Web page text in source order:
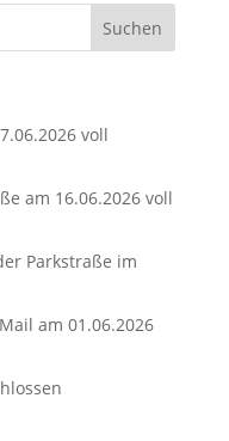
voll
am 16.06.2026 voll
Parkstraße im
am 01.06.2026